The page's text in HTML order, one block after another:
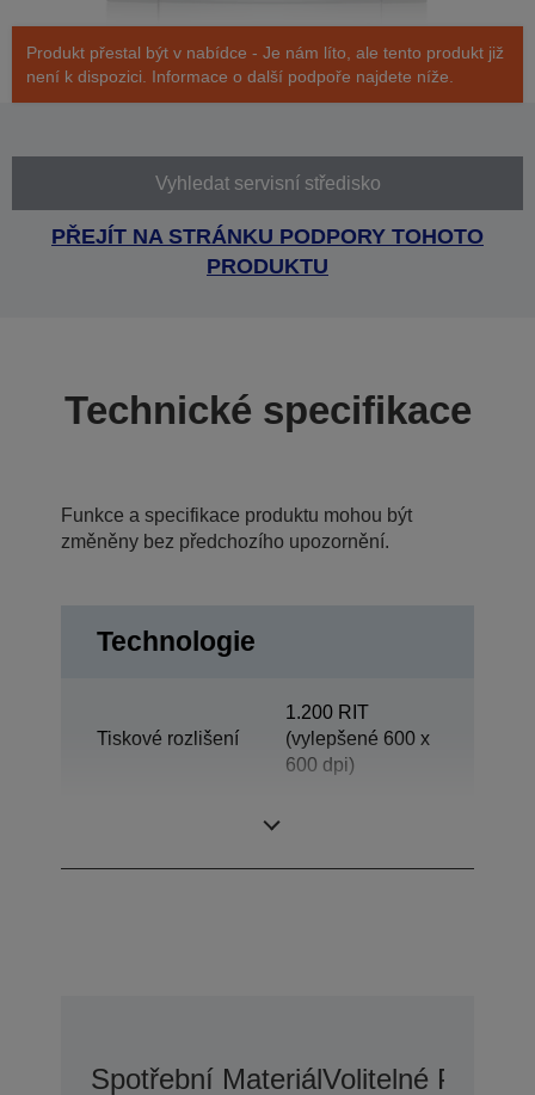
Produkt přestal být v nabídce - Je nám líto, ale tento produkt již
není k dispozici. Informace o další podpoře najdete níže.
Vyhledat servisní středisko
PŘEJÍT NA STRÁNKU PODPORY TOHOTO
PRODUKTU
Technické specifikace
Funkce a specifikace produktu mohou být
změněny bez předchozího upozornění.
Technologie
Tiskové rozlišení
1.200 RIT
(vylepšené 600 x
600 dpi)
Spotřební MateriálVolitelné